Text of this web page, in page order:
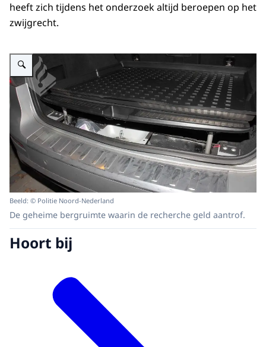
heeft zich tijdens het onderzoek altijd beroepen op het
zwijgrecht.
Vergroot afbeelding alt=""
Beeld: © Politie Noord-Nederland
De geheime bergruimte waarin de recherche geld aantrof.
Hoort bij